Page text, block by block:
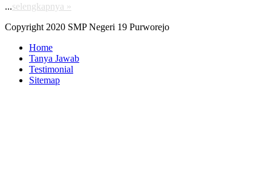
...selengkapnya »
Copyright 2020 SMP Negeri 19 Purworejo
Home
Tanya Jawab
Testimonial
Sitemap